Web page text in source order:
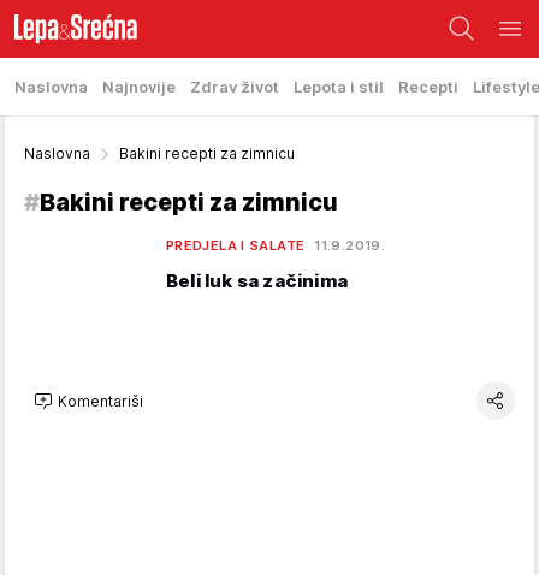
Naslovna Najnovije Zdrav život Lepota i stil Recepti Lifestyle
Naslovna Bakini recepti za zimnicu
#Bakini recepti za zimnicu
PREDJELA I SALATE 11.9.2019.
Beli luk sa začinima
Komentariši